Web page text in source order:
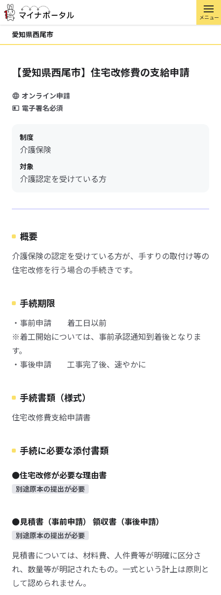
メニュー
愛知県西尾市
【愛知県西尾市】住宅改修費の支給申請
オンライン申請
電子署名必須
制度
介護保険
対象
介護認定を受けている方
概要
介護保険の認定を受けている方が、手すりの取付け等の
住宅改修を行う場合の手続きです。
手続期限
・事前申請 着工日以前
※着工開始については、事前承認通知到着後となりま
す。
・事後申請 工事完了後、速やかに
手続書類（様式）
住宅改修費支給申請書
手続に必要な添付書類
●住宅改修が必要な理由書
別途原本の提出が必要
●見積書（事前申請） 領収書（事後申請）
別途原本の提出が必要
見積書については、材料費、人件費等が明確に区分さ
れ、数量等が明記されたもの。一式という計上は原則と
して認められません。